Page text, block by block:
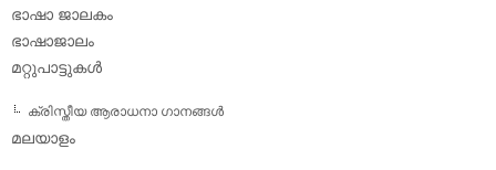
ഭാഷാ ജാലകം
ഭാഷാജാലം
മറ്റുപാട്ടുകള്‍
ക്രിസ്തീയ ആരാധനാ ഗാനങ്ങള്‍
മലയാളം